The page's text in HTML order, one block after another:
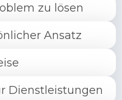
zu lösen
Ansatz
Dienstleistungen